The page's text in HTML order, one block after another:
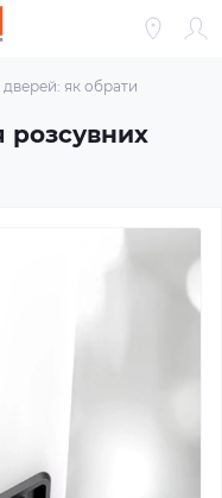
як обрати
розсувних